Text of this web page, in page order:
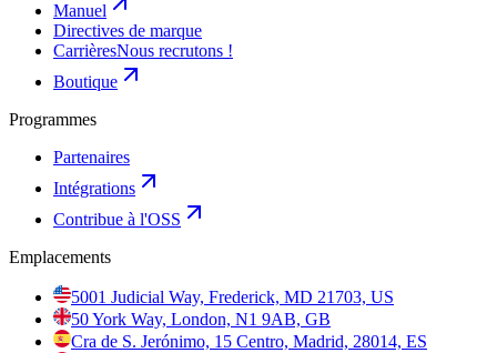
Manuel
Directives de marque
CarrièresNous recrutons !
Boutique
Programmes
Partenaires
Intégrations
Contribue à l'OSS
Emplacements
5001 Judicial Way, Frederick, MD 21703, US
50 York Way, London, N1 9AB, GB
Cra de S. Jerónimo, 15 Centro, Madrid, 28014, ES